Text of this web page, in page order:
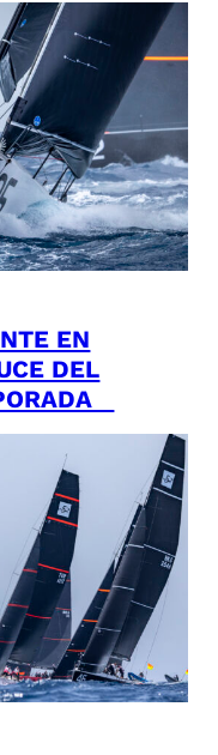
EN
DEL